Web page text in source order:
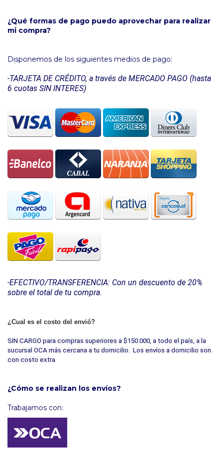
¿Qué formas de pago puedo aprovechar para realizar
mi compra?
Disponemos de los siguientes medios de pago:
-TARJETA DE CRÉDITO, a través de MERCADO PAGO (hasta
6 cuotas SIN INTERES)
-EFECTIVO/TRANSFERENCIA: Con un descuento de 20%
sobre el total de tu compra.
¿Cual es el costo del envió?
SIN CARGO para compras superiores a $150.000, a todo el país, a la
sucursal OCA más cercana a tu domicilio.  Los envíos a domicilio son
con costo extra
¿Cómo se realizan los envíos?
Trabajamos con: